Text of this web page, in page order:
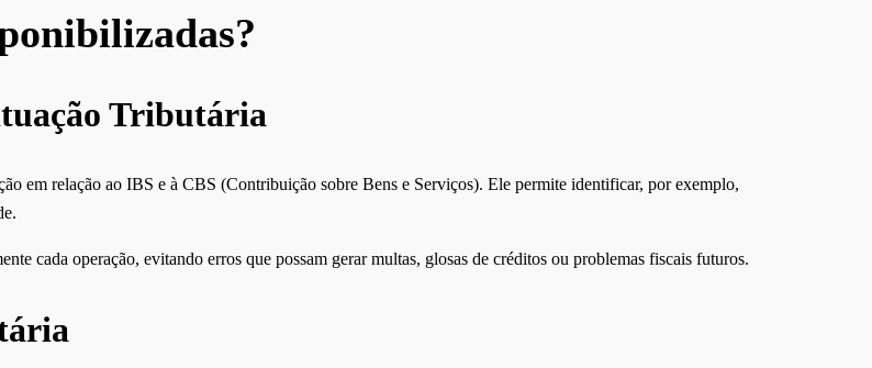
Tributária
em relação ao IBS e à CBS (Contribuição sobre Bens e Serviços). Ele permite identificar, por exemplo,
cada operação, evitando erros que possam gerar multas, glosas de créditos ou problemas fiscais futuros.